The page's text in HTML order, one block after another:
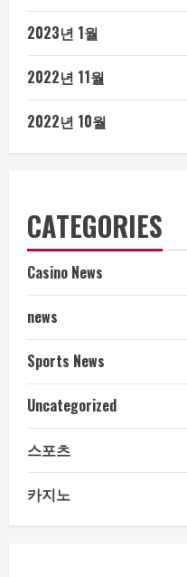
2023년 1월
2022년 11월
2022년 10월
CATEGORIES
Casino News
news
Sports News
Uncategorized
스포츠
카지노